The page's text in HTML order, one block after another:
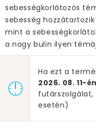
sebességkorlátozós
sebesség
mint a
a nagy bulin ilyen
Ha ezt a
2026. 08. 11-
futárszolgálat,
esetén)